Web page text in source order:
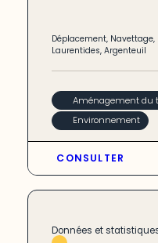
Déplacement, Navettage,
Laurentides,Argenteuil
Aménagement du
Environnement
CONSULTER
Données et